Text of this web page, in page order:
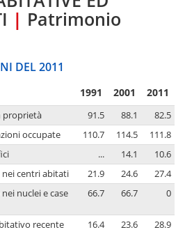
| Patrimonio
DEL 2011
1991 2001 2011
proprietà 91.5 88.1
82.5
occupate
110.7 114.5
111.8
... 14.1
10.6
centri abitati
21.9 24.6
27.4
nuclei e case
66.7 66.7 0
recente 16.4 23.6
28.9